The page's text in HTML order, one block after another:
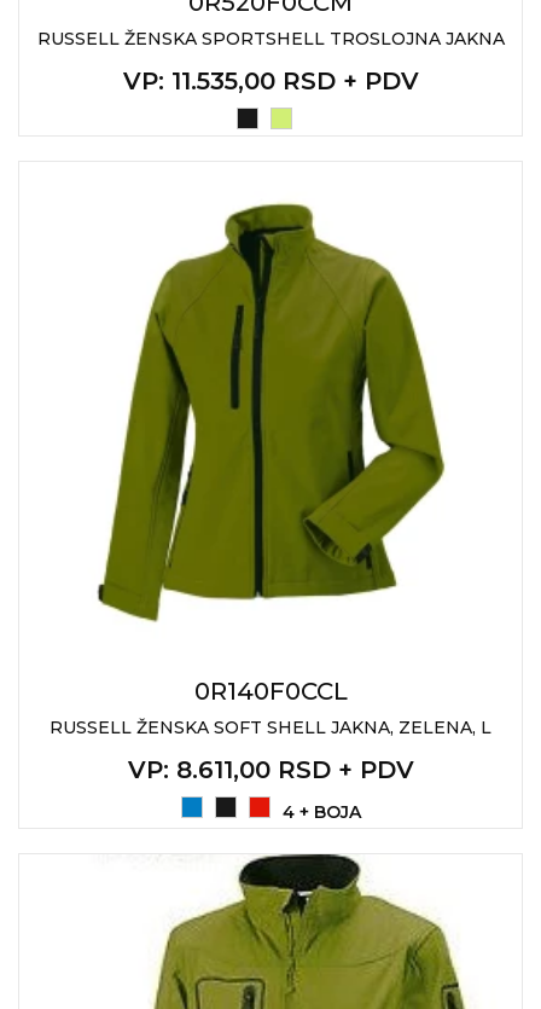
RUSSELL ŽENSKA SPORTSHELL TROSLOJNA JAKNA
VP: 11.535,00 RSD + PDV
0R140F0CCL
RUSSELL ŽENSKA SOFT SHELL JAKNA, ZELENA, L
VP: 8.611,00 RSD + PDV
4 + BOJA